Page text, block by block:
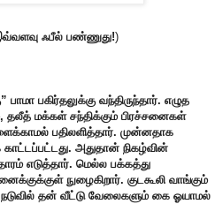
ஃபீல் பண்ணுது!)
பகிர்தலுக்கு வந்திருந்தார். எழுத
மக்கள் சந்திக்கும் பிரச்சனைகள்
பதிலளித்தார். முன்னதாக
காட்டப்பட்டது. அதுதான் நிகழ்வின்
எடுத்தார். மெல்ல பக்கத்து
நுழைகிறார். குடகூலி வாங்கும்
நடுவில் தன் வீட்டு வேலைகளும் கை ஓயாமல்